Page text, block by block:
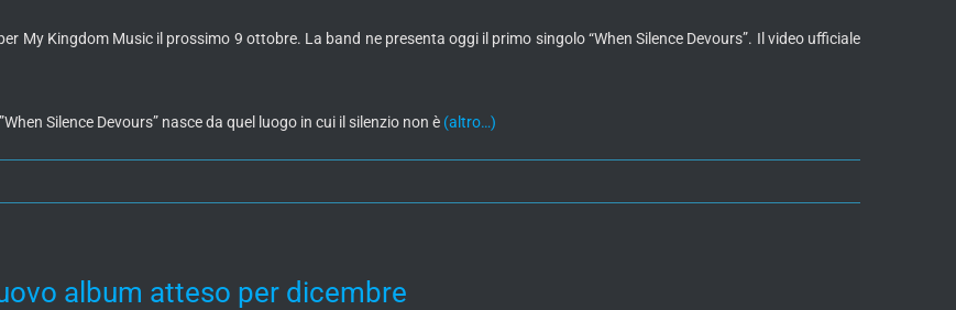
My Kingdom Music il prossimo 9 ottobre. La band ne presenta oggi il primo singolo “When Silence Devours”. Il video ufficiale
Silence Devours” nasce da quel luogo in cui il silenzio non è (altro…)
album atteso per dicembre